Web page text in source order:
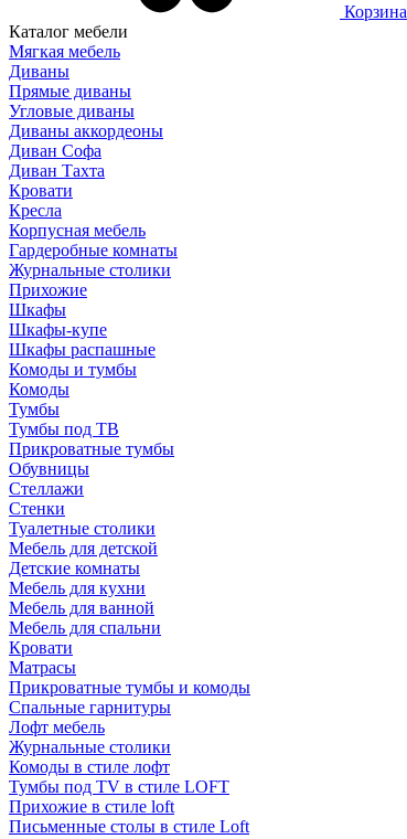
Корзина
Каталог мебели
Мягкая мебель
Диваны
Прямые диваны
Угловые диваны
Диваны аккордеоны
Диван Софа
Диван Тахта
Кровати
Кресла
Корпусная мебель
Гардеробные комнаты
Журнальные столики
Прихожие
Шкафы
Шкафы-купе
Шкафы распашные
Комоды и тумбы
Комоды
Тумбы
Тумбы под ТВ
Прикроватные тумбы
Обувницы
Стеллажи
Стенки
Туалетные столики
Мебель для детской
Детские комнаты
Мебель для кухни
Мебель для ванной
Мебель для спальни
Кровати
Матрасы
Прикроватные тумбы и комоды
Спальные гарнитуры
Лофт мебель
Журнальные столики
Комоды в стиле лофт
Тумбы под TV в стиле LOFT
Прихожие в стиле loft
Письменные столы в стиле Loft